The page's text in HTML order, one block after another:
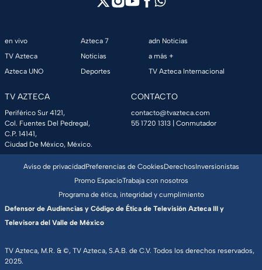
en vivo
TV Azteca
Azteca UNO
Azteca 7
Noticias
Deportes
adn Noticias
a más +
TV Azteca Internacional
TV AZTECA
Periférico Sur 4121,
Col. Fuentes Del Pedregal,
C.P. 14141,
Ciudad De México, México.
CONTACTO
contacto@tvazteca.com
55 1720 1313 | Conmutador
TV Azteca, M.R. & ©, TV Azteca, S.A.B. de C.V. Todos los derechos reservados,
2025.
Aviso de privacidadPreferencias de CookiesDerechosInversionistas
Promo EspacioTrabaja con nosotros
Programa de ética, integridad y cumplimiento
Defensor de Audiencias y Código de Ética de Televisión Azteca III y
Televisora del Valle de México